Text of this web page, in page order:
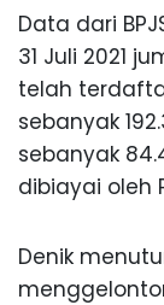
Data dari
31 Juli 2021
telah
sebanyak
sebanyak
dibiayai oleh
Denik